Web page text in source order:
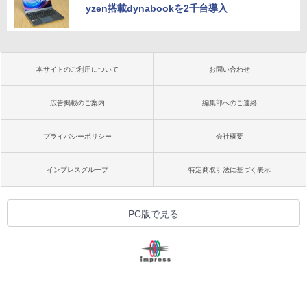
yzen搭載dynabookを2千台導入
本サイトのご利用について お問い合わせ
広告掲載のご案内 編集部へのご連絡
プライバシーポリシー 会社概要
インプレスグループ 特定商取引法に基づく表示
PC版で見る